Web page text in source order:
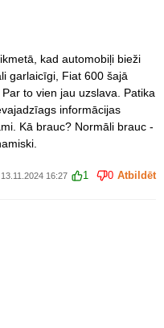
kad automobiļi bieži
garlaicīgi, Fiat 600 šajā
to vien jau uzslava. Patika
informācijas
Kā brauc? Normāli brauc -
13.11.2024 16:27 1 0 Atbildēt